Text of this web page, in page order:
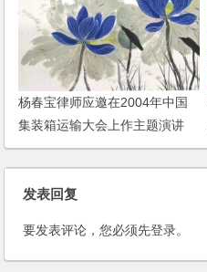
杨春宝律师应邀在2004年中国
集装箱运输大会上作主题演讲
发表回复
要发表评论，您必须先登录。